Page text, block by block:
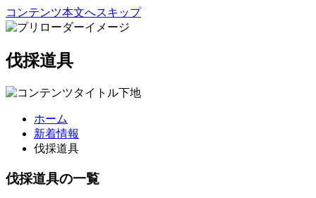
コンテンツ本文へスキップ
伐採道具
ホーム
新着情報
伐採道具
伐採道具の一覧